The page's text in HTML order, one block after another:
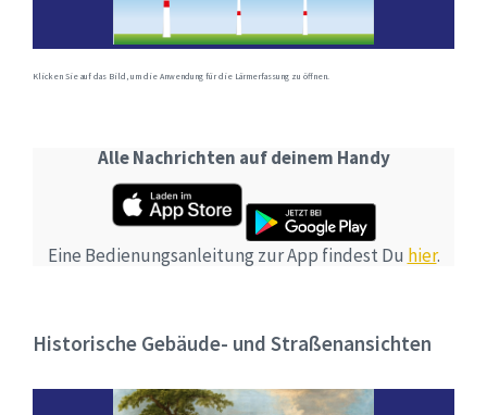
Klicken Sie auf das Bild, um die Anwendung für die Lärmerfassung zu öffnen.
Alle Nachrichten auf deinem Handy
Eine Bedienungsanleitung zur App findest Du hier.
Historische Gebäude- und Straßenansichten